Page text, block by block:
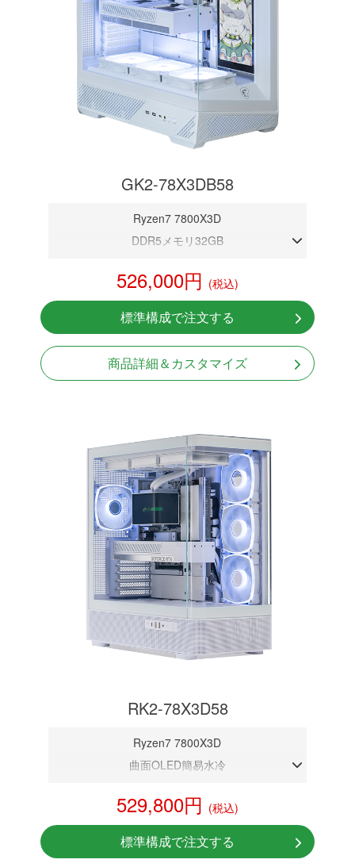
GK2-78X3DB58
Ryzen7 7800X3D
DDR5メモリ32GB
NVMeSSD 1TB
無線LAN Bluetooth対応
Windows11 Home 64bit
LCDスクリーン搭載
526,000円 (税込)
標準構成で注文する
商品詳細＆カスタマイズ
RK2-78X3D58
Ryzen7 7800X3D
曲面OLED簡易水冷
RTX 5080 16GB
NVMeSSD 1TB
無線LAN Bluetooth対応
529,800円 (税込)
標準構成で注文する